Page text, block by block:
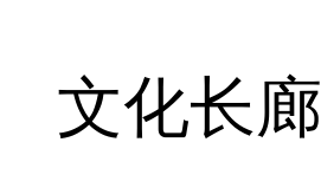
文化长廊